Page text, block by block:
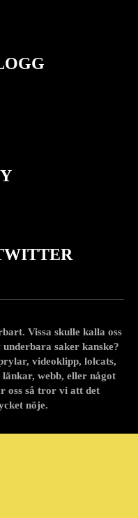
Vissa skulle kalla oss
saker kanske?
videoklipp, lolcats,
webb, eller något
oss så tror vi att det
nöje.